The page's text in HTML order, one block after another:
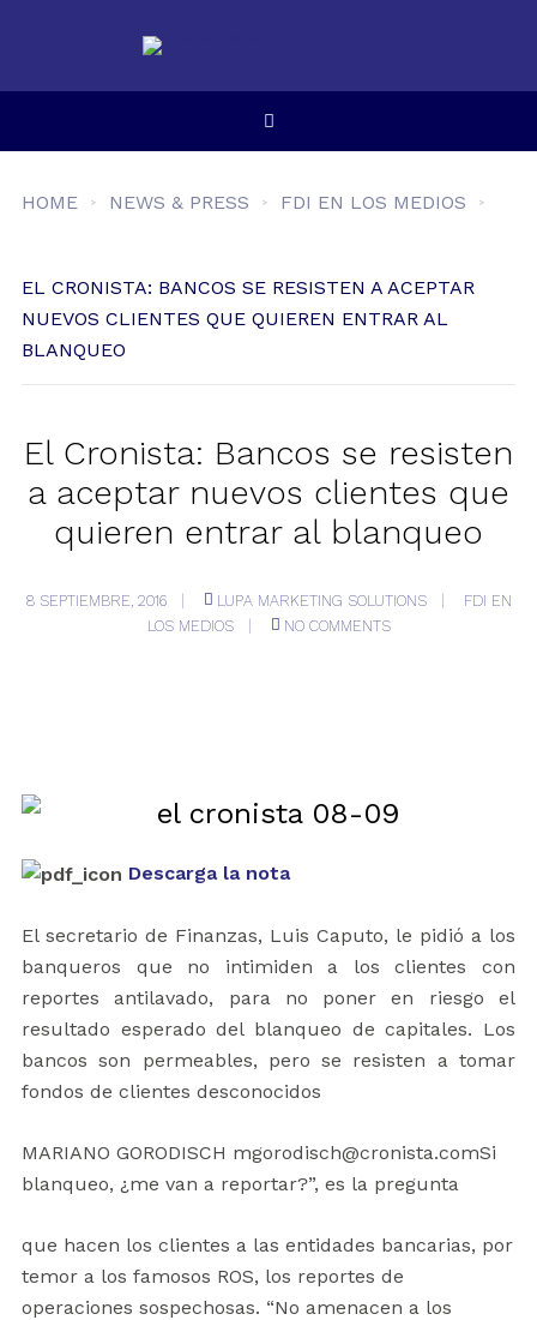
HOME NEWS & PRESS FDI EN LOS MEDIOS
EL CRONISTA: BANCOS SE RESISTEN A ACEPTAR
NUEVOS CLIENTES QUE QUIEREN ENTRAR AL
BLANQUEO
El Cronista: Bancos se resisten
a aceptar nuevos clientes que
quieren entrar al blanqueo
8 SEPTIEMBRE, 2016 LUPA MARKETING SOLUTIONS
FDI EN
LOS MEDIOS
NO COMMENTS
Descarga la nota
El secretario de Finanzas, Luis Caputo, le pidió a los
banqueros que no intimiden a los clientes con
reportes antilavado, para no poner en riesgo el
resultado esperado del blanqueo de capitales. Los
bancos son permeables, pero se resisten a tomar
fondos de clientes desconocidos
MARIANO GORODISCH mgorodisch@cronista.comSi
blanqueo, ¿me van a reportar?”, es la pregunta
que hacen los clientes a las entidades bancarias, por
temor a los famosos ROS, los reportes de
operaciones sospechosas. “No amenacen a los